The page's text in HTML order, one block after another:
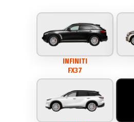
INFINITI
FX37